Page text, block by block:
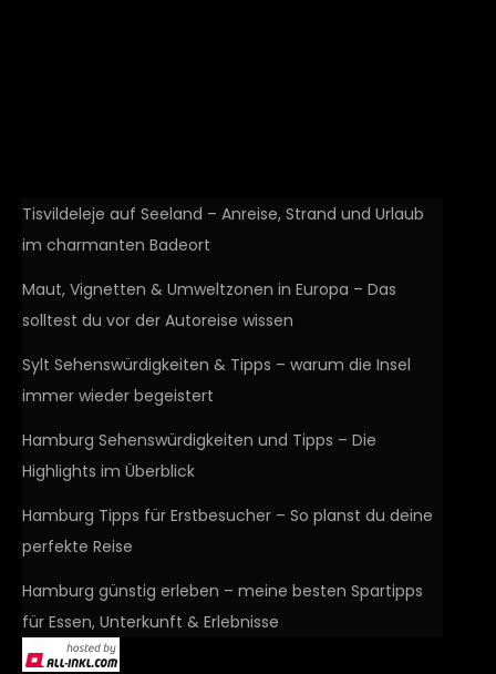
Tisvildeleje auf Seeland – Anreise, Strand und Urlaub
im charmanten Badeort
Maut, Vignetten & Umweltzonen in Europa – Das
solltest du vor der Autoreise wissen
Sylt Sehenswürdigkeiten & Tipps – warum die Insel
immer wieder begeistert
Hamburg Sehenswürdigkeiten und Tipps – Die
Highlights im Überblick
Hamburg Tipps für Erstbesucher – So planst du deine
perfekte Reise
Hamburg günstig erleben – meine besten Spartipps
für Essen, Unterkunft & Erlebnisse